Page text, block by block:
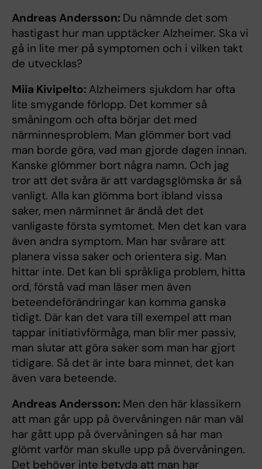
Andreas Andersson: Du nämnde det som
hastigast hur man upptäcker Alzheimer. Ska vi
gå in lite mer på symptomen och i vilken takt
de utvecklas?
Miia Kivipelto: Alzheimers sjukdom har ofta
lite smygande förlopp. Det kommer så
småningom och ofta börjar det med
närminnesproblem. Man glömmer bort vad
man borde göra, vad man gjorde dagen innan.
Kanske glömmer bort några namn. Och jag
tror att det svåra är att vardagsglömska är så
vanligt. Alla kan glömma bort ibland vissa
saker, men närminnet är ändå det det
vanligaste första symtomet. Men det kan vara
även andra symptom. Man har svårare att
planera vissa saker och orientera sig. Man
hittar inte. Det kan bli språkliga problem, hitta
ord, förstå vad man läser men även
beteendeförändringar kan komma ganska
tidigt. Där kan det vara till exempel att man
tappar initiativförmåga, man blir mer passiv,
man slutar att göra saker som man har gjort
tidigare. Så det är inte bara minnet, det kan
även vara beteende.
Andreas Andersson: Men den här klassikern
att man går upp på övervåningen när man väl
har gått upp på övervåningen så har man
glömt varför man skulle upp på övervåningen.
Det behöver inte betyda att man har